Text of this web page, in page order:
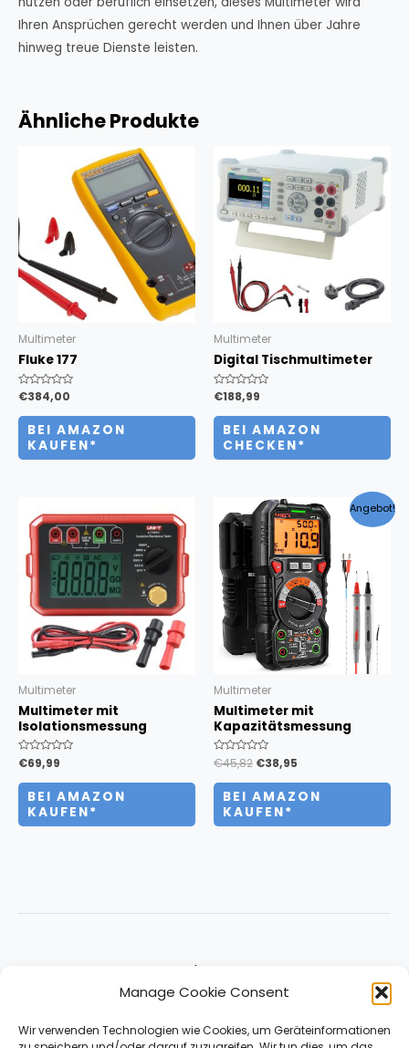
Manage Cookie Consent
Wir verwenden Technologien wie Cookies, um Geräteinformationen
Ihren Ansprüchen gerecht werden und Ihnen über Jahre
hinweg treue Dienste leisten.
Ähnliche Produkte
Multimeter
Fluke 177
Bewertet
mit
0
von
€384,00
BEI AMAZON
KAUFEN*
Multimeter
Digital Tischmultimeter
Bewertet
mit
0
von
€188,99
BEI AMAZON
CHECKEN*
Multimeter
Multimeter mit
Isolationsmessung
Bewertet
mit
0
von
€69,99
BEI AMAZON
KAUFEN*
Angebot!
Multimeter
Multimeter mit
Kapazitätsmessung
Bewertet
mit
0
von
€45,82 €38,95
BEI AMAZON
KAUFEN*
About
Impressum & Contact